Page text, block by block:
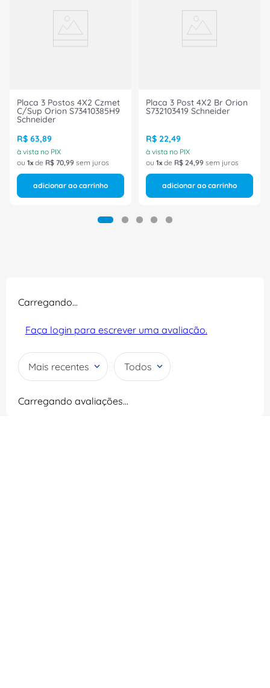
Placa 3 Postos 4X2 Czmet
C/Sup Orion S73410385H9
Schneider
R$ 63,89
à vista no PIX
ou 1 de R$ 70,99 sem juros
adicionar ao carrinho
Placa 3 Post 4X2 Br Orion
S732103419 Schneider
R$ 22,49
à vista no PIX
ou 1 de R$ 24,99 sem juros
adicionar ao carrinho
Carregando…
Faça login para escrever uma avaliação.
Mais recentes Todos
Carregando avaliações…